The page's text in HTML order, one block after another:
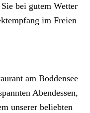
bei gutem Wetter
im Freien
am Boddensee
Abendessen,
unserer beliebten